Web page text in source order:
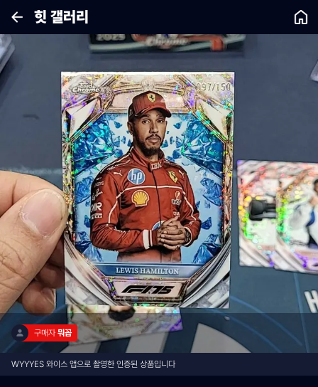
힛 갤러리
구매자 뭐꼽
WYYYES 와이스 앱으로 촬영한 인증된 상품입니다